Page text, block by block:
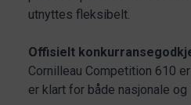
utnyttes fleksibelt.
Offisielt
Cornilleau Competition 610
er klart for både nasjonale